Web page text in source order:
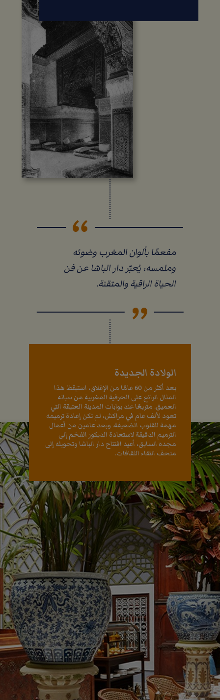
مفعمًا بألوان المغرب وضوئه
وملمسه، يُعبّر دار الباشا عن فن
الحياة الراقية والمتقنة.
الولادة الجديدة
بعد أكثر من 60 عامًا من الإغلاق، استيقظ هذا
المثال الرائع على الحرفية المغربية من سباته
العميق. متربعًا عند بوابات المدينة العتيقة التي
تعود لألف عام في مراكش، لم تكن إعادة ترميمه
مهمة للقلوب الضعيفة. وبعد عامين من أعمال
الترميم الدقيقة لاستعادة الديكور الفخم إلى
مجده السابق، أعيد افتتاح دار الباشا وتحويله إلى
متحف التقاء الثقافات.